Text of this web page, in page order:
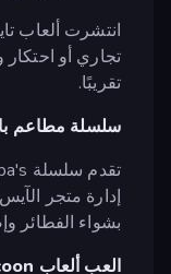
انتشرت ألعاب
تجاري أو
تقريبًا.
سلسلة مطاعم
تقدم سلسلة Papa's مجموعة متنوعة من ألعاب المطاعم الممتعة: في
إدارة متجر
بشواء الفطائر
العب ألعاب Tycoon على CrazyGames